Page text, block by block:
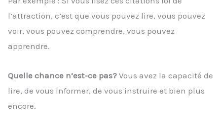
l’attraction, c’est que vous pouvez lire, vous pouvez
voir, vous pouvez comprendre, vous pouvez
apprendre.
Quelle chance n’est-ce pas? Vous avez la capacité de
lire, de vous informer, de vous instruire et bien plus
encore.